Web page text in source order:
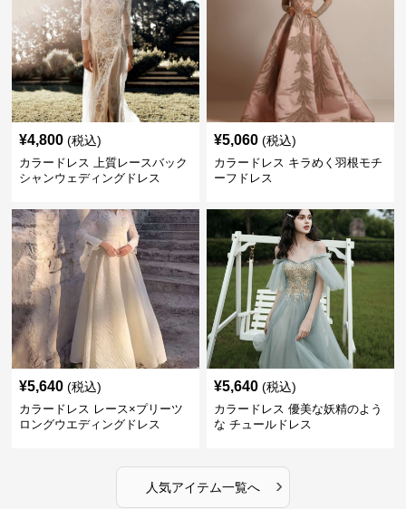
¥4,800 (税込)
カラードレス 上質レースバック
シャンウェディングドレス
¥5,060 (税込)
カラードレス キラめく羽根モチ
ーフドレス
¥5,640 (税込)
カラードレス レース×プリーツ
ロングウエディングドレス
¥5,640 (税込)
カラードレス 優美な妖精のよう
な チュールドレス
人気アイテム一覧へ ›